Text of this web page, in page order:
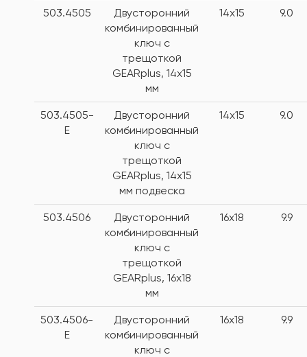
503.4505
Двусторонний
комбинированный
ключ с
трещоткой
GEARplus, 14х15
мм
14x15 9.0
503.4505-
E
Двусторонний
комбинированный
ключ с
трещоткой
GEARplus, 14х15
мм подвеска
14x15 9.0
503.4506
Двусторонний
комбинированный
ключ с
трещоткой
GEARplus, 16х18
мм
16x18 9.9
503.4506-
E
Двусторонний
комбинированный
ключ с
16x18 9.9